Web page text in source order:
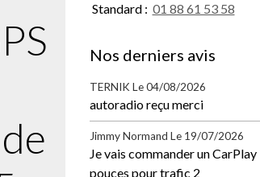
Standard : 01 88 61 53 58
Nos derniers avis
TERNIK Le 04/08/2026
autoradio reçu merci
Jimmy Normand Le 19/07/2026
Je vais commander un CarPlay
pouces pour trafic 2